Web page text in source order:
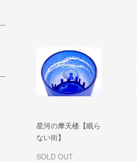
星河の摩天楼【眠ら
ない街】
SOLD OUT